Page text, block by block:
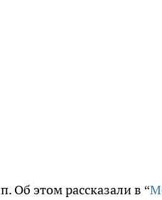
Об этом рассказали в “